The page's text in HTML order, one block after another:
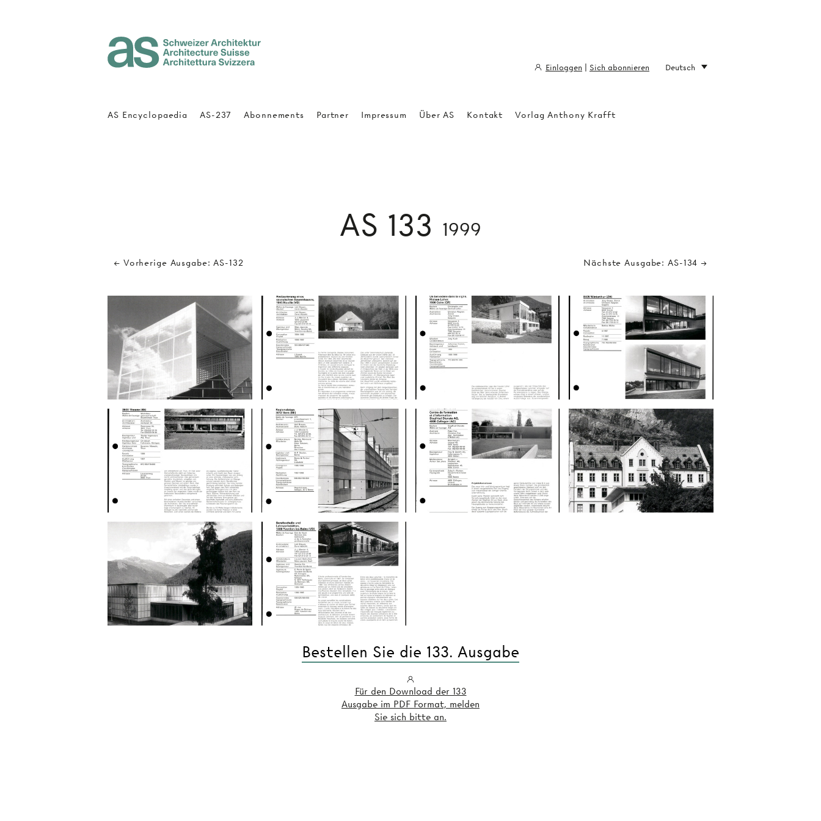
AS 133 1999
← Vorherige Ausgabe: AS-132 Nächste Ausgabe: AS-134 →
Bestellen Sie die 133. Ausgabe
Für den Download der 133
Ausgabe im PDF Format, melden
Sie sich bitte an.
AS Encyclopaedia AS-237 Abonnements Partner Impressum Über AS Kontakt Vorlag Anthony Krafft
Einloggen Sich abonnieren Deutsch